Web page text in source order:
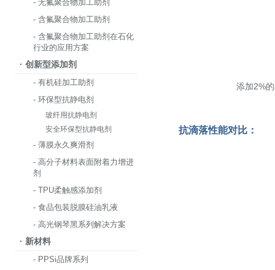
- 无氟聚合物加工助剂
- 含氟聚合物加工助剂
- 含氟聚合物加工助剂在石化
行业的应用方案
· 创新型添加剂
- 有机硅加工助剂
- 环保型抗静电剂
玻纤用抗静电剂
安全环保型抗静电剂
- 薄膜永久爽滑剂
- 高分子材料表面附着力增进
剂
- TPU柔触感添加剂
- 食品包装脱膜硅油乳液
- 高光钢琴黑系列解决方案
· 新材料
- PPSi品牌系列
添加2%
抗滴落性能对比：